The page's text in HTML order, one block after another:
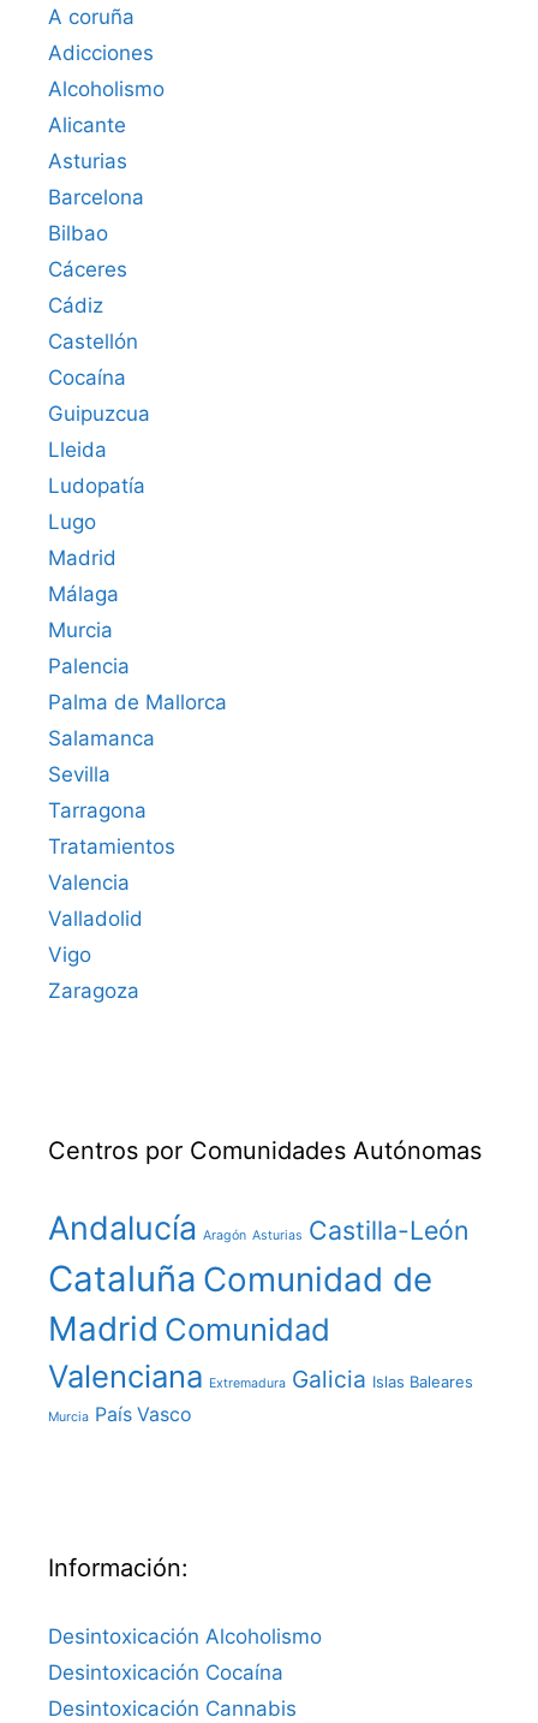
A coruña
Adicciones
Alcoholismo
Alicante
Asturias
Barcelona
Bilbao
Cáceres‎
Cádiz
Castellón
Cocaína
Guipuzcua
Lleida
Ludopatía
Lugo
Madrid
Málaga
Murcia
Palencia
Palma de Mallorca
Salamanca
Sevilla
Tarragona
Tratamientos
Valencia
Valladolid
Vigo
Zaragoza
Centros por Comunidades Autónomas
Andalucía Aragón Asturias Castilla-León
Cataluña Comunidad de
Madrid Comunidad
Valenciana Extremadura Galicia Islas Baleares
Murcia País Vasco
Información:
Desintoxicación Alcoholismo
Desintoxicación Cocaína
Desintoxicación Cannabis